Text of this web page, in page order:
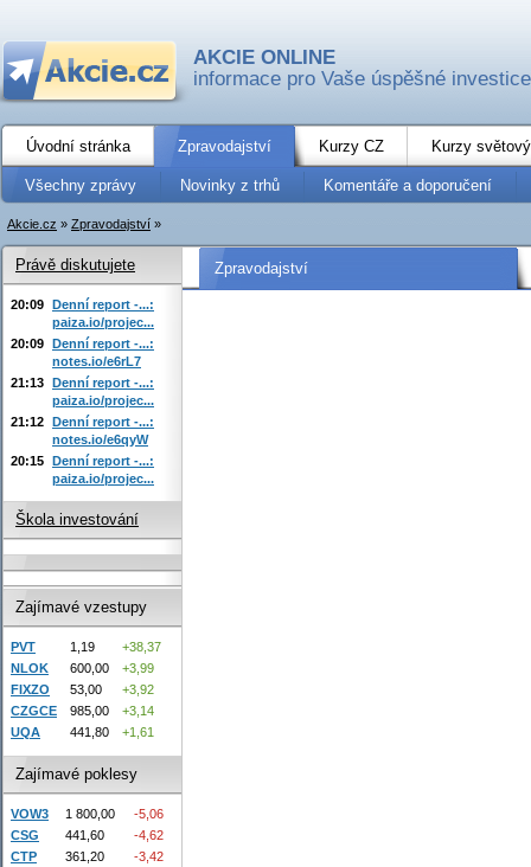
AKCIE ONLINE
informace pro Vaše úspěšné investice
Úvodní stránka Zpravodajství Kurzy CZ Kurzy
Všechny zprávy Novinky z trhů Komentáře a doporučení
Akcie.cz » Zpravodajství »
Zpravodajství
Právě diskutujete
20:09 Denní report -...:
paiza.io/projec...
20:09 Denní report -...:
notes.io/e6rL7
21:13 Denní report -...:
paiza.io/projec...
21:12 Denní report -...:
notes.io/e6qyW
20:15 Denní report -...:
paiza.io/projec...
Škola investování
Zajímavé vzestupy
PVT 1,19
+38,37
NLOK
600,00
+3,99
FIXZO
53,00
+3,92
CZGCE
985,00
+3,14
UQA
441,80 +1,61
Zajímavé poklesy
VOW3 1 800,00
-5,06
CSG
441,60
-4,62
CTP
361,20
-3,42